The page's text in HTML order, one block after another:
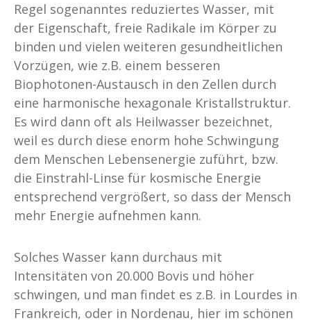
Regel sogenanntes reduziertes Wasser, mit
der Eigenschaft, freie Radikale im Körper zu
binden und vielen weiteren gesundheitlichen
Vorzügen, wie z.B. einem besseren
Biophotonen-Austausch in den Zellen durch
eine harmonische hexagonale Kristallstruktur.
Es wird dann oft als Heilwasser bezeichnet,
weil es durch diese enorm hohe Schwingung
dem Menschen Lebensenergie zuführt, bzw.
die Einstrahl-Linse für kosmische Energie
entsprechend vergrößert, so dass der Mensch
mehr Energie aufnehmen kann.
Solches Wasser kann durchaus mit
Intensitäten von 20.000 Bovis und höher
schwingen, und man findet es z.B. in Lourdes in
Frankreich, oder in Nordenau, hier im schönen